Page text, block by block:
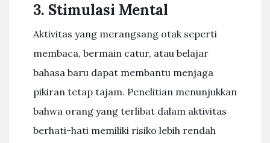
3. Stimulasi Mental
Aktivitas yang merangsang otak seperti
membaca, bermain catur, atau belajar
bahasa baru dapat membantu menjaga
pikiran tetap tajam. Penelitian menunjukkan
bahwa orang yang terlibat dalam aktivitas
berhati-hati memiliki risiko lebih rendah